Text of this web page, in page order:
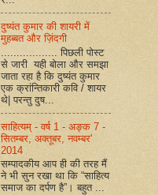
दुष्यंत कुमार की शायरी में
मुहब्बत और ज़िंदगी
.................. पिछली पोस्ट
से जारी यही बोला और समझा
जाता रहा है कि दुष्यंत कुमार
एक क्रांन्तिकारी कवि / शायर
थे| परन्तु दुष...
साहित्यम् - वर्ष 1 - अङ्क 7 -
सितम्बर, अक्तूबर, नवम्बर'
2014
सम्पादकीय आप ही की तरह मैं
ने भी सुन रखा था कि “साहित्य
समाज का दर्पण है”। बहुत ...